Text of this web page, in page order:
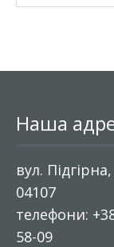
Наша
вул.
04107
телефони:
58-09